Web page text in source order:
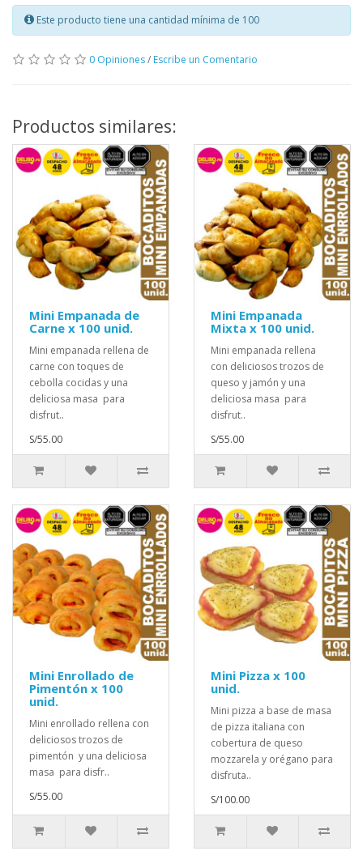
Este producto tiene una cantidad mínima de 100
0 Opiniones/ Escribe un Comentario
Productos similares:
Mini Empanada de
Carne x 100 unid.
Mini empanada rellena de
carne con toques de
cebolla cocidas y una
deliciosa masa para
disfrut..
S/55.00
Mini Empanada
Mixta x 100 unid.
Mini empanada rellena
con deliciosos trozos de
queso y jamón y una
deliciosa masa para
disfrut..
S/55.00
Mini Enrollado de
Pimentón x 100
unid.
Mini enrollado rellena con
deliciosos trozos de
pimentón y una deliciosa
masa para disfr..
S/55.00
Mini Pizza x 100
unid.
Mini pizza a base de masa
de pizza italiana con
cobertura de queso
mozzarela y orégano para
disfruta..
S/100.00